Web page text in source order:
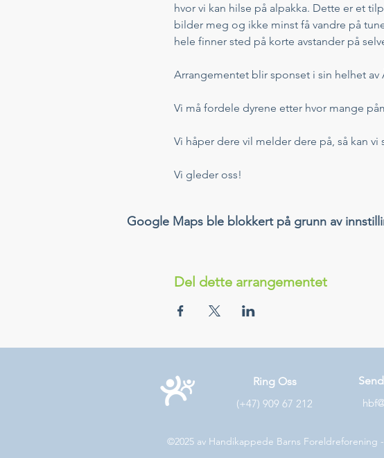
hvor vi kan hilse på alpakka. Dette er et
bilder meg og ikke minst få vandre på
hele finner sted på korte avstander på
Arrangementet blir sponset i sin helhet av
Vi må fordele dyrene etter hvor mange
Vi håper dere vil melder dere på, så kan
Vi gleder oss!
Google Maps ble blokkert på grunn av
Del dette arrangementet
Ring Oss
(+47) 909 67 212
©2025 av Handikappede Barns